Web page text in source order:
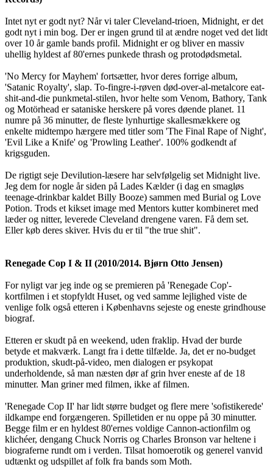
Intet nyt er godt nyt? Når vi taler Cleveland-trioen, Midnight, er det
godt nyt i min bog. Der er ingen grund til at ændre noget ved det lidt
over 10 år gamle bands profil. Midnight er og bliver en massiv
uhellig hyldest af 80'ernes punkede thrash og protodødsmetal.
'No Mercy for Mayhem' fortsætter, hvor deres forrige album,
'Satanic Royalty', slap. To-fingre-i-røven død-over-al-metalcore eat-
shit-and-die punkmetal-stilen, hvor helte som Venom, Bathory, Tank
og Motörhead er sataniske herskere på vores døende planet. 11
numre på 36 minutter, de fleste lynhurtige skallesmækkere og
enkelte midtempo hærgere med titler som 'The Final Rape of Night',
'Evil Like a Knife' og 'Prowling Leather'. 100% godkendt af
krigsguden.
De rigtigt seje Devilution-læsere har selvfølgelig set Midnight live.
Jeg dem for nogle år siden på Lades Kælder (i dag en smagløs
teenage-drinkbar kaldet Billy Booze) sammen med Burial og Love
Potion. Trods et kikset image med Mentors kutter kombineret med
læder og nitter, leverede Cleveland drengene varen. Få dem set.
Eller køb deres skiver. Hvis du er til "the true shit".
Renegade Cop I & II (2010/2014. Bjørn Otto Jensen)
For nyligt var jeg inde og se premieren på 'Renegade Cop'-
kortfilmen i et stopfyldt Huset, og ved samme lejlighed viste de
venlige folk også etteren i Københavns sejeste og eneste grindhouse
biograf.
Etteren er skudt på en weekend, uden fraklip. Hvad der burde
betyde et makværk. Langt fra i dette tilfælde. Ja, det er no-budget
produktion, skudt-på-video, men dialogen er psykopat
underholdende, så man næsten dør af grin hver eneste af de 18
minutter. Man griner med filmen, ikke af filmen.
'Renegade Cop II' har lidt større budget og flere mere 'sofistikerede'
ildkampe end forgængeren. Spilletiden er nu oppe på 30 minutter.
Begge film er en hyldest 80'ernes voldige Cannon-actionfilm og
klichéer, dengang Chuck Norris og Charles Bronson var heltene i
biograferne rundt om i verden. Tilsat homoerotik og generel vanvid
udtænkt og udspillet af folk fra bands som Moth.